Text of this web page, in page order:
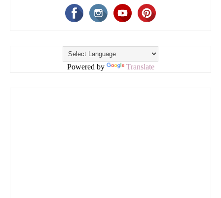
Powered by Translate